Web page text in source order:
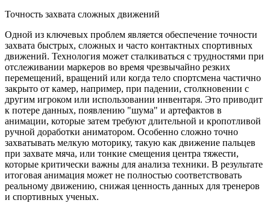
Точность захвата сложных движений
Одной из ключевых проблем является обеспечение точности
захвата быстрых, сложных и часто контактных спортивных
движений. Технология может сталкиваться с трудностями при
отслеживании маркеров во время чрезвычайно резких
перемещений, вращений или когда тело спортсмена частично
закрыто от камер, например, при падении, столкновении с
другим игроком или использовании инвентаря. Это приводит
к потере данных, появлению "шума" и артефактов в
анимации, которые затем требуют длительной и кропотливой
ручной доработки аниматором. Особенно сложно точно
захватывать мелкую моторику, такую как движение пальцев
при захвате мяча, или тонкие смещения центра тяжести,
которые критически важны для анализа техники. В результате
итоговая анимация может не полностью соответствовать
реальному движению, снижая ценность данных для тренеров
и спортивных ученых.